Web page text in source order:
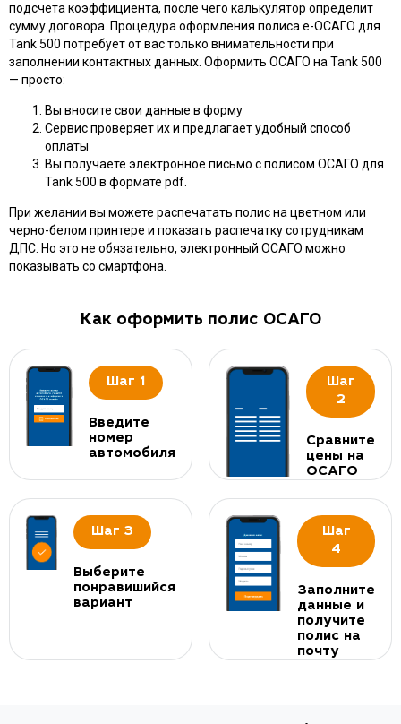
подсчета коэффициента, после чего калькулятор определит
сумму договора. Процедура оформления полиса e-ОСАГО для
Tank 500 потребует от вас только внимательности при
заполнении контактных данных. Оформить ОСАГО на Tank 500
— просто:
Вы вносите свои данные в форму
Сервис проверяет их и предлагает удобный способ
оплаты
Вы получаете электронное письмо с полисом ОСАГО для
Tank 500 в формате pdf.
При желании вы можете распечатать полис на цветном или
черно-белом принтере и показать распечатку сотрудникам
ДПС. Но это не обязательно, электронный ОСАГО можно
показывать со смартфона.
Как оформить полис ОСАГО
Шаг 1
Введите
номер
автомобиля
Шаг
2
Сравните
цены на
ОСАГО
Шаг 3
Выберите
понравишийся
вариант
Шаг
4
Заполните
данные и
получите
полис на
почту